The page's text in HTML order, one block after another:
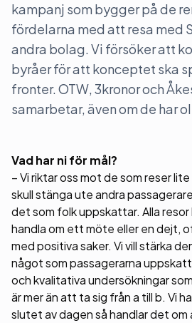
kampanj som bygger på de
fördelarna med att resa med
andra bolag. Vi försöker att
byråer för att konceptet ska
fronter. OTW, 3kronor och
samarbetar, även om de har
Vad har ni för mål?
– Vi riktar oss mot de som reser
skull stänga ute andra
det som folk uppskattar. Alla
handla om ett möte eller en dejt,
med positiva saker. Vi vill stärka
något som passagerarna
och kvalitativa undersökningar
är mer än att ta sig från a till b. Vi
slutet av dagen så handlar det